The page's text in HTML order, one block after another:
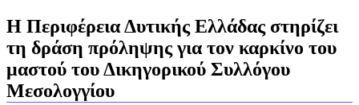
Η Περιφέρεια Δυτικής Ελλάδας στηρίζει
τη δράση πρόληψης για τον καρκίνο του
μαστού του Δικηγορικού Συλλόγου
Μεσολογγίου